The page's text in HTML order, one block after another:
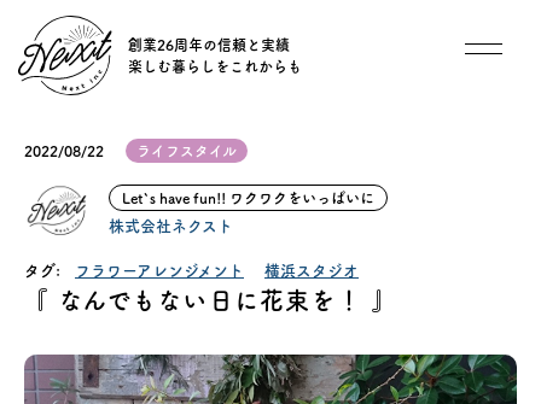
創業26周年の信頼と実績
楽しむ暮らしをこれからも
住宅商品
イベント
オーナー様インタビュー
2022/08/22 ライフスタイル
Let`s have fun!! ワクワクをいっぱいに
株式会社ネクスト
タグ: フラワーアレンジメント 横浜スタジオ
『 なんでもない日に花束を！ 』